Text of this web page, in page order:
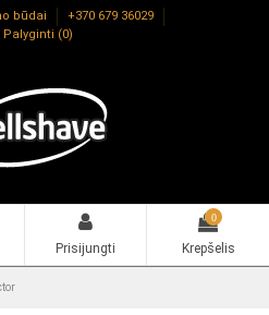
būdai
+370 679 36029
Palyginti (0)
Prisijungti
0
Krepšelis